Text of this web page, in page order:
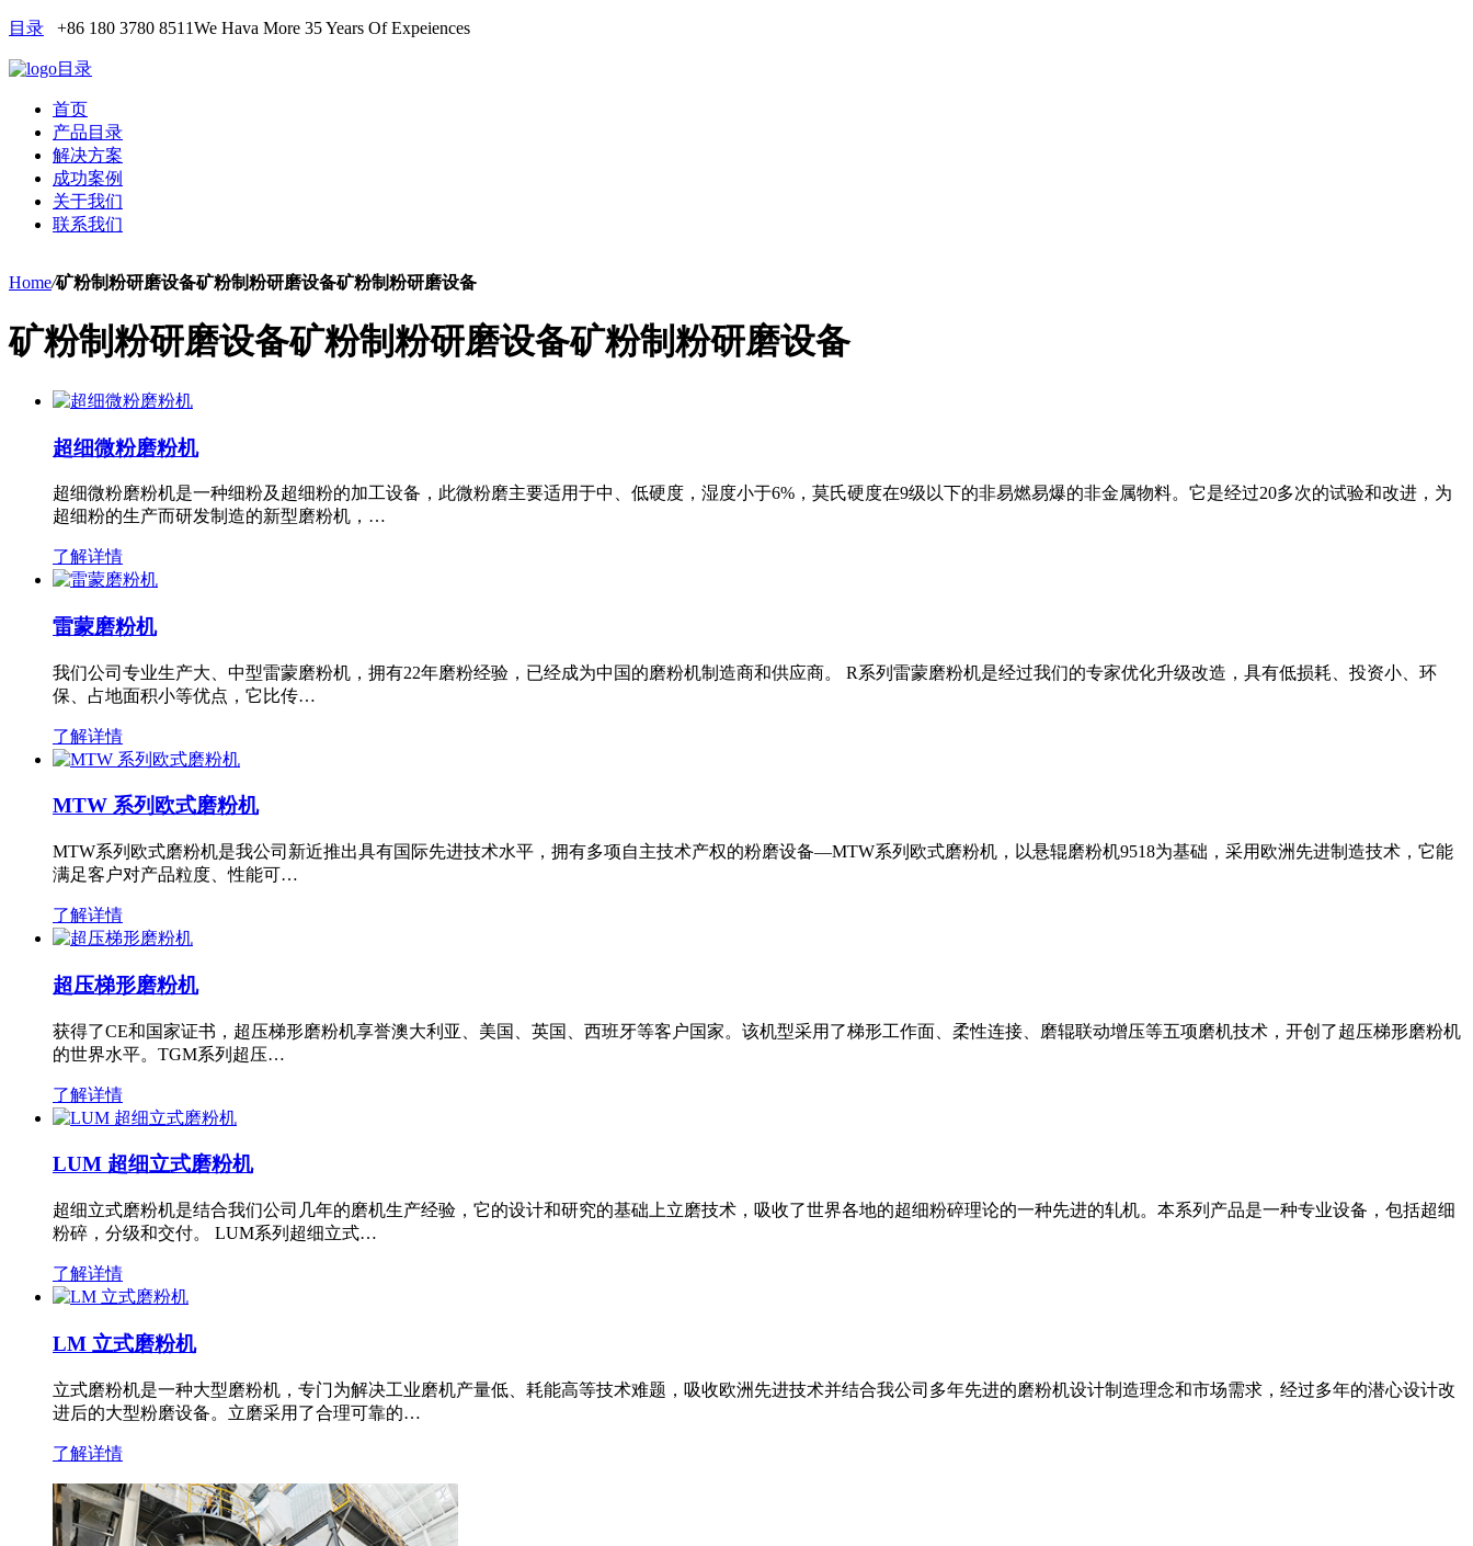
目录 +86 180 3780 8511We Hava More 35 Years Of Expeiences
目录
首页
产品目录
解决方案
成功案例
关于我们
联系我们
Home/矿粉制粉研磨设备矿粉制粉研磨设备矿粉制粉研磨设备
矿粉制粉研磨设备矿粉制粉研磨设备矿粉制粉研磨设备
超细微粉磨粉机
超细微粉磨粉机是一种细粉及超细粉的加工设备，此微粉磨主要适用于中、低硬度，湿度小于6%，莫氏硬度在9级以下的非易燃易爆的非金属物料。它是经过20多次的试验和改进，为
超细粉的生产而研发制造的新型磨粉机，…
了解详情
雷蒙磨粉机
我们公司专业生产大、中型雷蒙磨粉机，拥有22年磨粉经验，已经成为中国的磨粉机制造商和供应商。 R系列雷蒙磨粉机是经过我们的专家优化升级改造，具有低损耗、投资小、环
保、占地面积小等优点，它比传…
了解详情
MTW 系列欧式磨粉机
MTW系列欧式磨粉机是我公司新近推出具有国际先进技术水平，拥有多项自主技术产权的粉磨设备—MTW系列欧式磨粉机，以悬辊磨粉机9518为基础，采用欧洲先进制造技术，它能
满足客户对产品粒度、性能可…
了解详情
超压梯形磨粉机
获得了CE和国家证书，超压梯形磨粉机享誉澳大利亚、美国、英国、西班牙等客户国家。该机型采用了梯形工作面、柔性连接、磨辊联动增压等五项磨机技术，开创了超压梯形磨粉机
的世界水平。TGM系列超压…
了解详情
LUM 超细立式磨粉机
超细立式磨粉机是结合我们公司几年的磨机生产经验，它的设计和研究的基础上立磨技术，吸收了世界各地的超细粉碎理论的一种先进的轧机。本系列产品是一种专业设备，包括超细
粉碎，分级和交付。 LUM系列超细立式…
了解详情
LM 立式磨粉机
立式磨粉机是一种大型磨粉机，专门为解决工业磨机产量低、耗能高等技术难题，吸收欧洲先进技术并结合我公司多年先进的磨粉机设计制造理念和市场需求，经过多年的潜心设计改
进后的大型粉磨设备。立磨采用了合理可靠的…
了解详情